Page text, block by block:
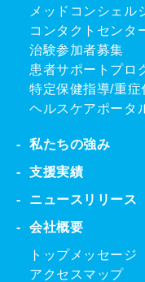
メッドコンシェル
コンタクトセンタ
治験参加者募集
患者サポートプロ
特定保健指導/重症
ヘルスケアポータ
私たちの強み
支援実績
ニュースリリース
会社概要
トップメッセージ
アクセスマップ